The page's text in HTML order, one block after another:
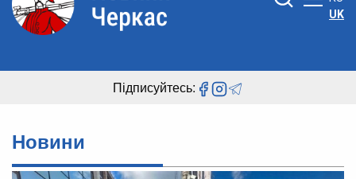
UK
Підписуйтесь:
Новини